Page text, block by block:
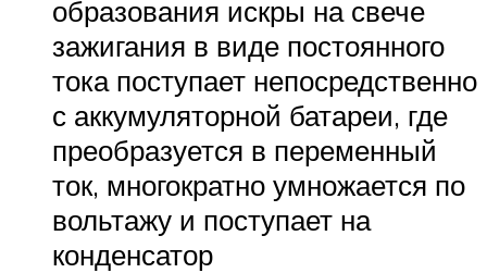
образования искры на свече
зажигания в виде постоянного
тока поступает непосредственно
с аккумуляторной батареи, где
преобразуется в переменный
ток, многократно умножается по
вольтажу и поступает на
конденсатор